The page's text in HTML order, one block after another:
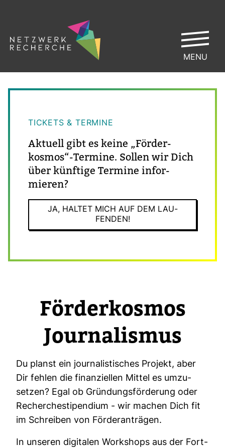
TICKETS & TER­MINE
Aktuell gibt es keine „För­der­
kosmos“-​Ter­mine. Sollen wir Dich
über künf­tige Ter­mine infor­
mieren?
JA, HALTET MICH AUF DEM LAU­
FENDEN!
För­der­kosmos
Jour­na­lismus
Du planst ein jour­na­lis­ti­sches Pro­jekt, aber
Dir fehlen die finan­zi­ellen Mittel es umzu­
setzen? Egal ob Grün­dungs­för­de­rung oder
Recher­che­sti­pen­dium - wir machen Dich fit
im Schreiben von För­der­an­trägen.
In unseren digi­talen Work­shops aus der Fort­
MENU